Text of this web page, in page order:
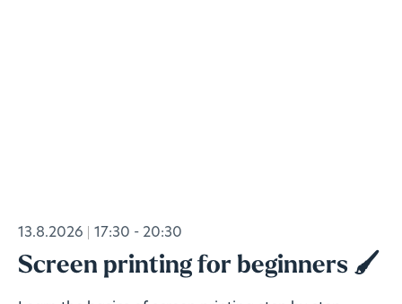
13.8.2026 17:30 - 20:30
Screen printing for beginners 🖌️